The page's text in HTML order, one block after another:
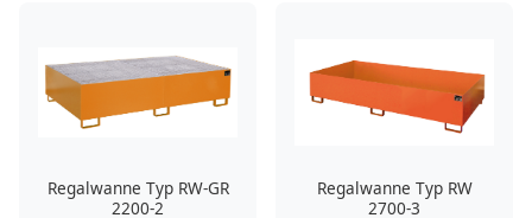
Regalwanne Typ RW-GR
2200-2
Regalwanne Typ RW
2700-3